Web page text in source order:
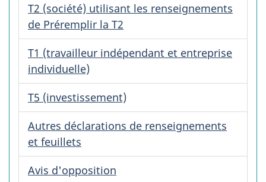
T2 (société) utilisant les renseignements
de Préremplir la T2
T1 (travailleur indépendant et entreprise
individuelle)
T5 (investissement)
Autres déclarations de renseignements
et feuillets
Avis d'opposition